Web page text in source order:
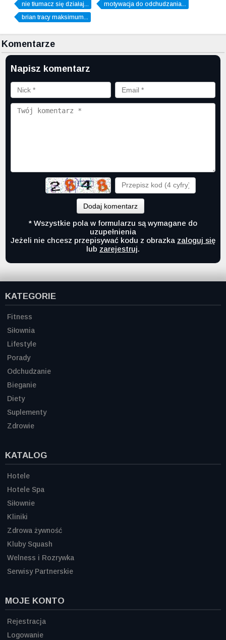
nie tłumacz się działaj...
motywacja do odchudzania...
brian tracy maksimum...
Komentarze
Napisz komentarz
Dodaj komentarz
* Wszystkie pola w formularzu są wymagane do
uzupełnienia
Jeżeli nie chcesz przepisywać kodu z obrazka zaloguj się
lub zarejestruj.
KATEGORIE
Fitness
Siłownia
Lifestyle
Porady
Odchudzanie
Bieganie
Diety
Suplementy
Zdrowie
KATALOG
Hotele
Hotele Spa
Siłownie
Kliniki
Zdrowa żywność
Kluby Squash
Welness i Rozrywka
Serwisy Partnerskie
MOJE KONTO
Rejestracja
Logowanie